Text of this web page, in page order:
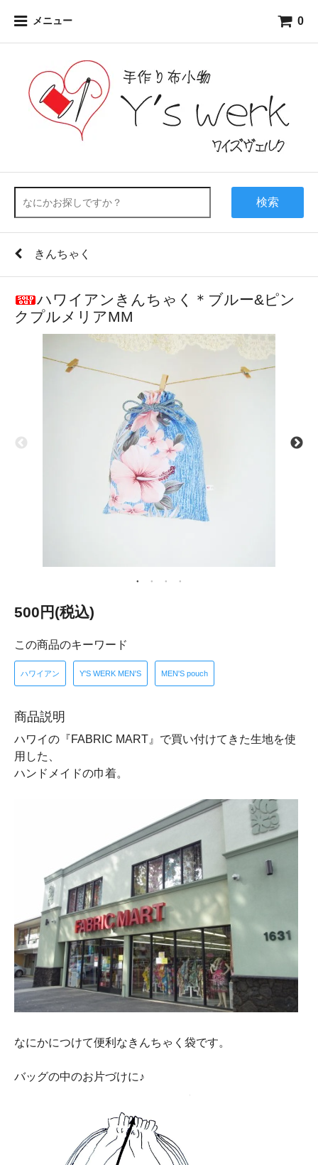
メニュー 0
検索
きんちゃく
ハワイアンきんちゃく＊ブルー&ピン
クプルメリアMM
500円(税込)
この商品のキーワード
ハワイアン Y'S WERK MEN'S MEN'S pouch
商品説明
ハワイの『FABRIC MART』で買い付けてきた生地を使
用した、
ハンドメイドの巾着。
なにかにつけて便利なきんちゃく袋です。
バッグの中のお片づけに♪